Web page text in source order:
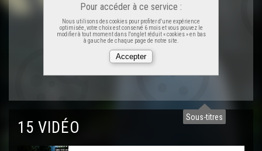
Sous-titres
Pour accéder à ce service :
Nous utilisons des cookies pour profiter d'une expérience
optimisée, votre choix est conservé 6 mois et vous pouvez le
modifier à tout moment dans l'onglet réduit « cookies » en bas
à gauche de chaque page de notre site.
15 VIDÉO
Lo jaç - Primièr Jorn
Lo jaç - Manon
Lo jaç - L'Empont